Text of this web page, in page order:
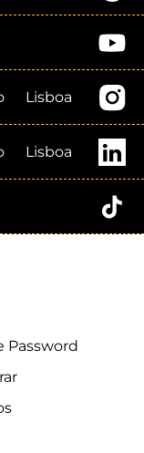
Lisboa
Lisboa
Password